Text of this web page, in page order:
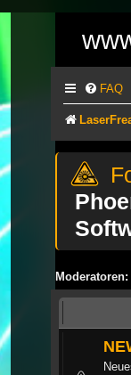
FAQ
Moderatoren: